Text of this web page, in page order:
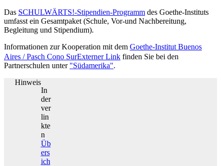
Das SCHULWÄRTS!-Stipendien-Programm des Goethe-Instituts
umfasst ein Gesamtpaket (Schule, Vor-und Nachbereitung,
Begleitung und Stipendium).
Informationen zur Kooperation mit dem Goethe-Institut Buenos
Aires / Pasch Cono SurExterner Link finden Sie bei den
Partnerschulen unter "Südamerika".
Hinweis
In
der
ver
lin
kte
n
Üb
ers
ich